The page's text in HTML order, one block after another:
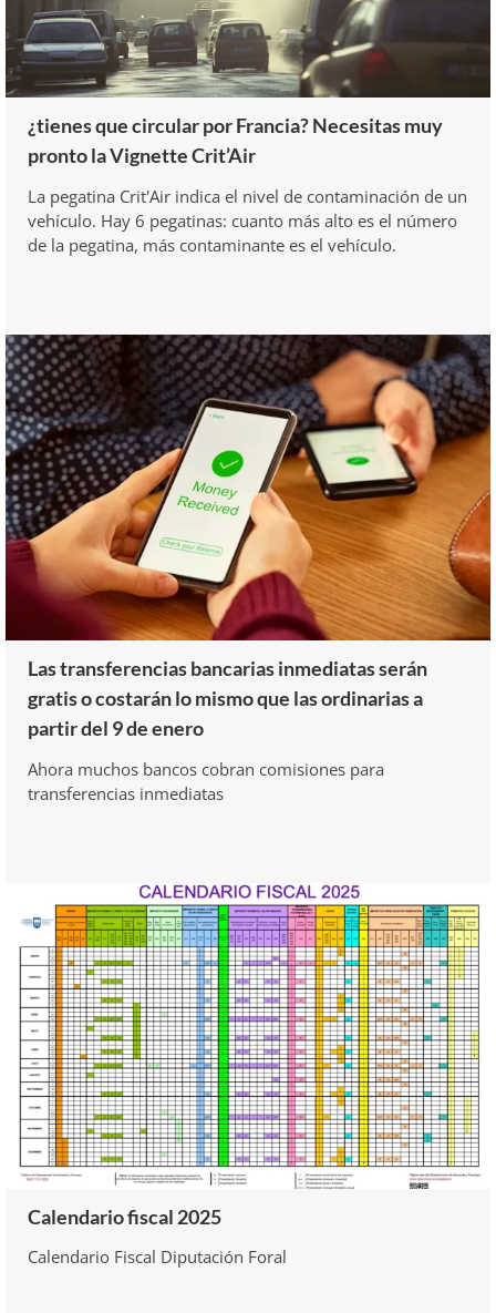
¿tienes que circular por Francia? Necesitas muy
pronto la Vignette Crit’Air
La pegatina Crit'Air indica el nivel de contaminación de un
vehículo. Hay 6 pegatinas: cuanto más alto es el número
de la pegatina, más contaminante es el vehículo.
Las transferencias bancarias inmediatas serán
gratis o costarán lo mismo que las ordinarias a
partir del 9 de enero
Ahora muchos bancos cobran comisiones para
transferencias inmediatas
Calendario fiscal 2025
Calendario Fiscal Diputación Foral